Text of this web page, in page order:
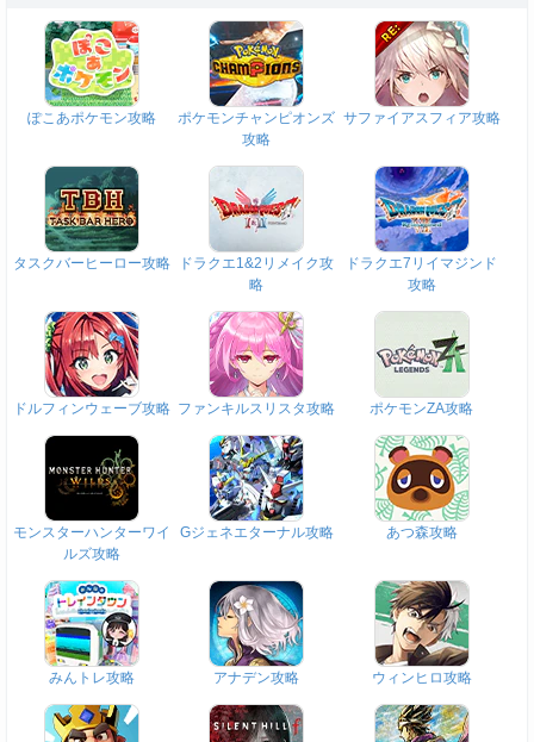
ぽこあポケモン攻略
ポケモンチャンピオンズ
攻略
サファイアスフィア攻略
タスクバーヒーロー攻略
ドラクエ1&2リメイク攻
略
ドラクエ7リイマジンド
攻略
ドルフィンウェーブ攻略 ファンキルスリスタ攻略 ポケモンZA攻略
モンスターハンターワイ
ルズ攻略
Gジェネエターナル攻略 あつ森攻略
みんトレ攻略 アナデン攻略 ウィンヒロ攻略